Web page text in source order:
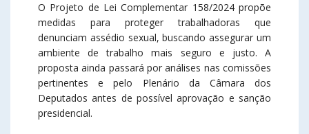
O Projeto de Lei Complementar 158/2024 propõe
medidas para proteger trabalhadoras que
denunciam assédio sexual, buscando assegurar um
ambiente de trabalho mais seguro e justo. A
proposta ainda passará por análises nas comissões
pertinentes e pelo Plenário da Câmara dos
Deputados antes de possível aprovação e sanção
presidencial.